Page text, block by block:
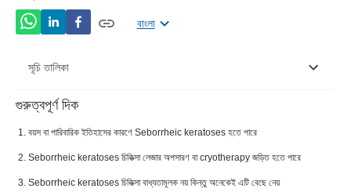
বাংলা
সূচি তালিকা
গুরুত্বপূর্ণ দিক
বয়স বা পারিবারিক ইতিহাসের কারণে Seborrheic keratoses হতে পারে
Seborrheic keratoses চিকিত্সা লেজার অপসারণ বা cryotherapy জড়িত হতে পারে
Seborrheic keratoses চিকিত্সা বাধ্যতামূলক নয় কিন্তু অনেকেই এটি বেছে নেয়